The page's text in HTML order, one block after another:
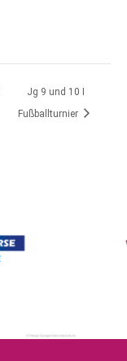
Jg 9 und 10 I
Fußballturnier